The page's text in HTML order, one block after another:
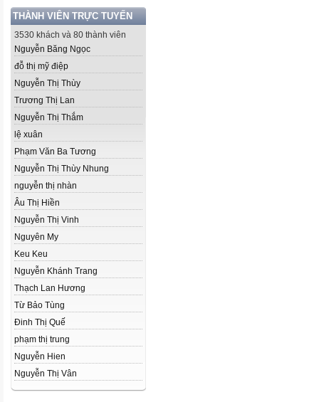
THÀNH VIÊN TRỰC TUYẾN
3530 khách và 80 thành viên
Nguyễn Băng Ngọc
đỗ thị mỹ điệp
Nguyễn Thị Thùy
Trương Thị Lan
Nguyễn Thị Thắm
lệ xuân
Phạm Văn Ba Tương
Nguyễn Thị Thùy Nhung
nguyễn thị nhàn
Âu Thị Hiền
Nguyễn Thị Vinh
Nguyên My
Keu Keu
Nguyễn Khánh Trang
Thạch Lan Hương
Từ Bảo Tùng
Đinh Thị Quế
phạm thị trung
Nguyễn Hien
Nguyễn Thị Vân